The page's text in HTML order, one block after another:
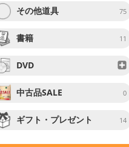
その他道具 75
書籍 11
DVD
中古品SALE 0
ギフト・プレゼント 14